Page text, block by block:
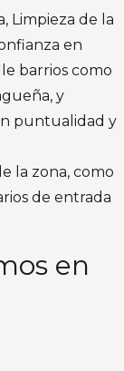
Limpieza de la
en
barrios como
y
puntualidad y
la zona, como
de entrada
en